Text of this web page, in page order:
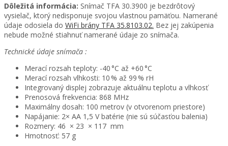
Dôležitá informácia: Snímač TFA 30.3900 je bezdrôtový
vysielač, ktorý nedisponuje svojou vlastnou pamäťou. Namerané
údaje odosiela do WiFi brány TFA 35.8103.02. Bez jej zakúpenia
nebude možné stiahnuť namerané údaje zo snímača.
Technické údaje snímača :
Merací rozsah teploty: -40 °C až +60 °C
Merací rozsah vlhkosti: 10 % až 99 % rH
Integrovaný displej zobrazuje aktuálnu teplotu a vlhkosť
Prenosová frekvencia: 868 MHz
Maximálny dosah: 100 metrov (v otvorenom priestore)
Napájanie: 2× AA 1,5 V batérie (nie sú súčasťou balenia)
Rozmery: 46 × 23 × 117 mm
Hmotnosť: 57 g